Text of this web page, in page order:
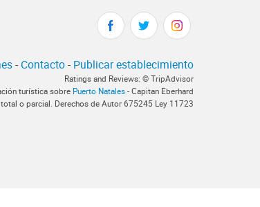
- Contacto- Publicar establecimiento
Ratings and Reviews: © TripAdvisor
turística sobre Puerto Natales - Capitan Eberhard
o parcial. Derechos de Autor 675245 Ley 11723